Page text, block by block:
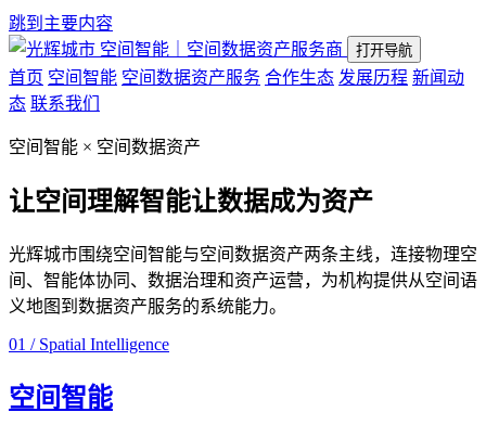
跳到主要内容
空间智能｜空间数据资产服务商
打开导航
首页 空间智能 空间数据资产服务 合作生态 发展历程 新闻动
态 联系我们
空间智能 × 空间数据资产
让空间理解智能让数据成为资产
光辉城市围绕空间智能与空间数据资产两条主线，连接物理空
间、智能体协同、数据治理和资产运营，为机构提供从空间语
义地图到数据资产服务的系统能力。
01 / Spatial Intelligence
空间智能